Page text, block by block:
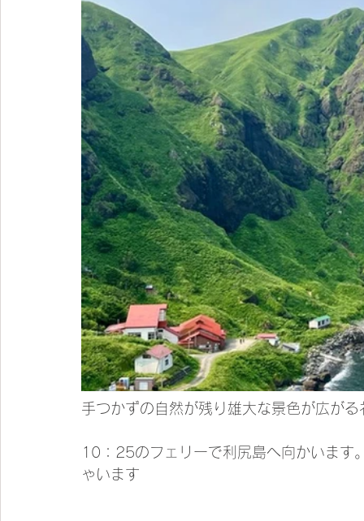
手つかずの自然が残り雄大な景色が広がる
10：25のフェリーで利尻島へ向かいます
ゃいます